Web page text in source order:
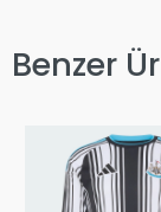
Benzer